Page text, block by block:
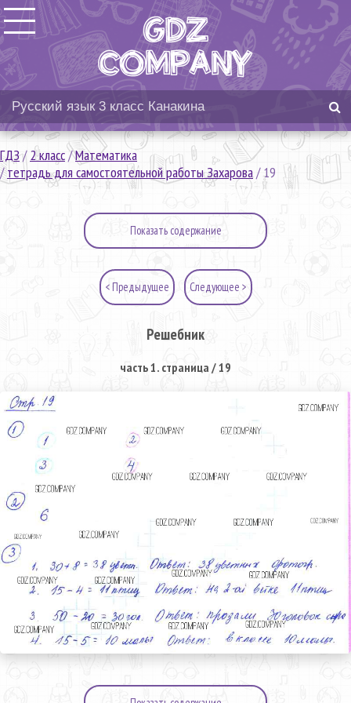
ГДЗ/2 класс/Математика
/тетрадь для самостоятельной работы Захарова/19
Показать содержание
< Предыдущее Следующее >
Решебник
часть 1. страница / 19